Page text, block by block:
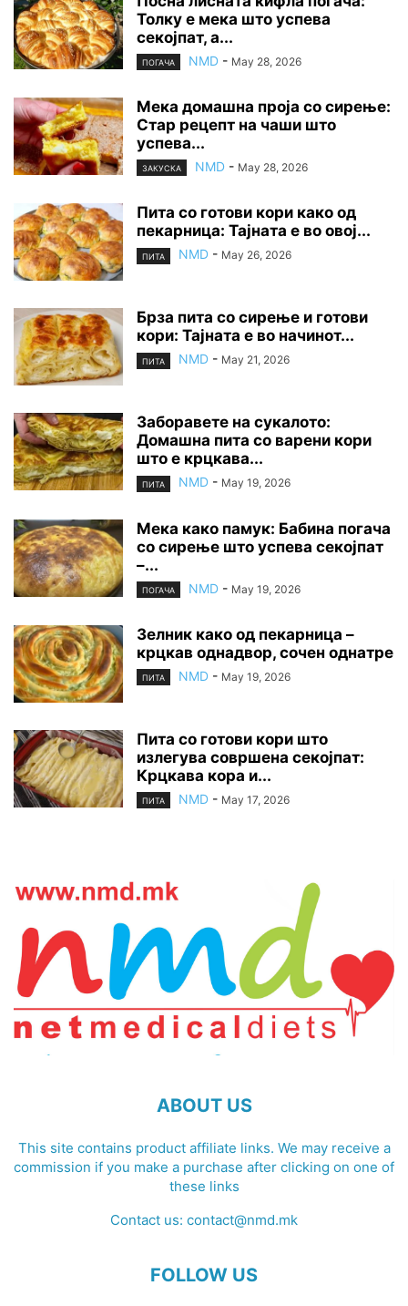
Толку е мека што успева
секојпат, а...
ПОГАЧА NMD - May 28, 2026
Мека домашна проја со сирење:
Стар рецепт на чаши што
успева...
ЗАКУСКА NMD - May 28, 2026
Пита со готови кори како од
пекарница: Тајната е во овој...
ПИТА NMD - May 26, 2026
Брза пита со сирење и готови
кори: Тајната е во начинот...
ПИТА NMD - May 21, 2026
Заборавете на сyкалото:
Домашна пита со варени кори
што е крцкава...
ПИТА NMD - May 19, 2026
Мека како памук: Бабина погача
со сирење што успева секојпат
–...
ПОГАЧА NMD - May 19, 2026
Зелник како од пекарница –
крцкав однадвор, сочен однатре
ПИТА NMD - May 19, 2026
Пита со готови кори што
излегува совршена секојпат:
Крцкава кора и...
ПИТА NMD - May 17, 2026
ABOUT US
This site contains product affiliate links. We may receive a
commission if you make a purchase after clicking on one of
these links
Contact us: contact@nmd.mk
FOLLOW US